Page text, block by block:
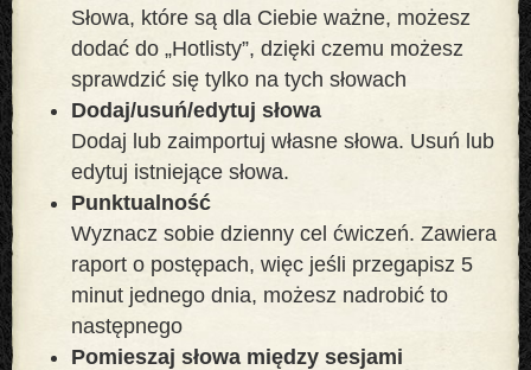
Słowa, które są dla Ciebie ważne, możesz
dodać do „Hotlisty”, dzięki czemu możesz
sprawdzić się tylko na tych słowach
Dodaj/usuń/edytuj słowa
Dodaj lub zaimportuj własne słowa. Usuń lub
edytuj istniejące słowa.
Punktualność
Wyznacz sobie dzienny cel ćwiczeń. Zawiera
raport o postępach, więc jeśli przegapisz 5
minut jednego dnia, możesz nadrobić to
następnego
Pomieszaj słowa między sesjami